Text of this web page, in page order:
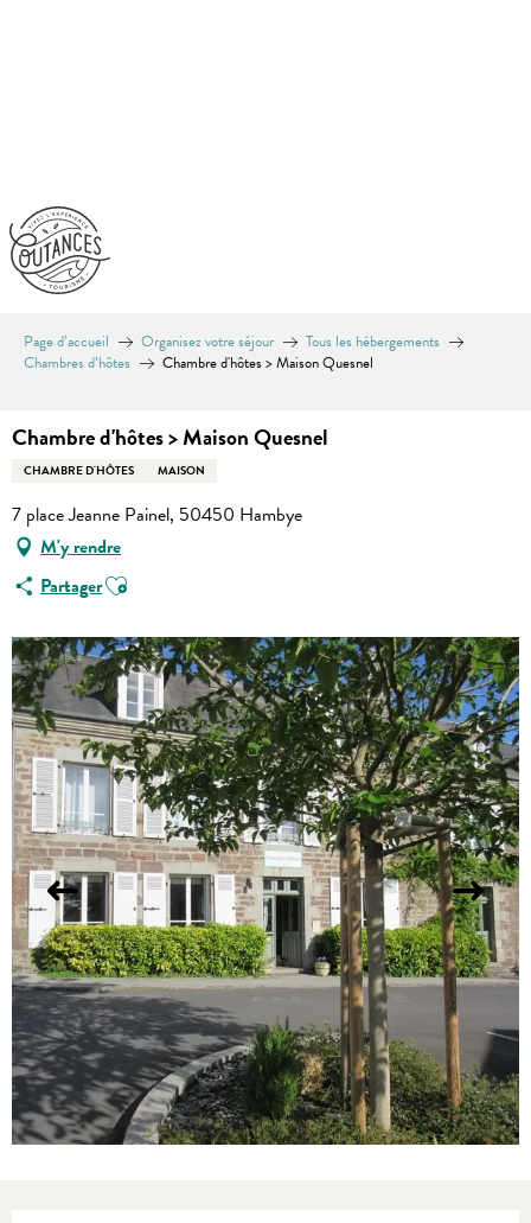
Page d’accueil Organisez votre séjour
Tous les hébergements
Chambres d’hôtes
Chambre d'hôtes > Maison Quesnel
Chambre d'hôtes > Maison Quesnel
CHAMBRE D'HÔTES MAISON
7 place Jeanne Painel, 50450 Hambye
M'y rendre
PartagerAjouter aux favoris